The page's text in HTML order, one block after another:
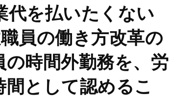
代を払いたくない
員の働き方改革の
時間外勤務を、労
として認めるこ